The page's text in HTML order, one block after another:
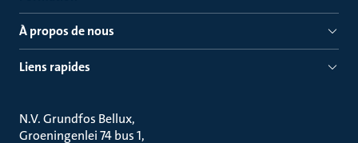
À propos de nous
Liens rapides
N.V. Grundfos Bellux
Groeningenlei 74 bus 1